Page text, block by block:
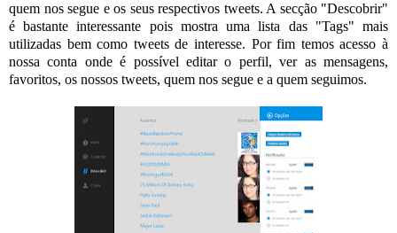
quem nos segue e os seus respectivos tweets. A secção "Descobrir"
é bastante interessante pois mostra uma lista das "Tags" mais
utilizadas bem como tweets de interesse. Por fim temos acesso à
nossa conta onde é possível editar o perfil, ver as mensagens,
favoritos, os nossos tweets, quem nos segue e a quem seguimos.